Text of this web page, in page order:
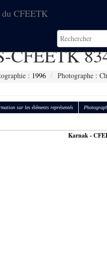
CFEETK
CFEETK
: 1996 Photographe :
sur les éléments représentés